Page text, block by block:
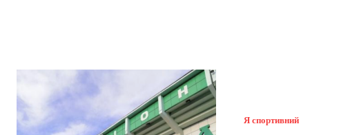
Я спортивний